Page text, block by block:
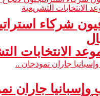
الانتخابات
شركاء
وإسبانيا جاران